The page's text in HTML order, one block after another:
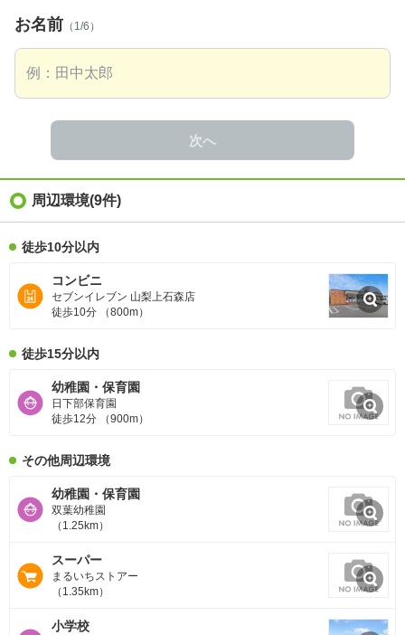
お名前 （1/6）
次へ
周辺環境(9件)
徒歩10分以内
コンビニ
セブンイレブン 山梨上石森店
徒歩10分 （800m）
徒歩15分以内
幼稚園・保育園
日下部保育園
徒歩12分 （900m）
その他周辺環境
幼稚園・保育園
双葉幼稚園
（1.25km）
スーパー
まるいちストアー
（1.35km）
小学校